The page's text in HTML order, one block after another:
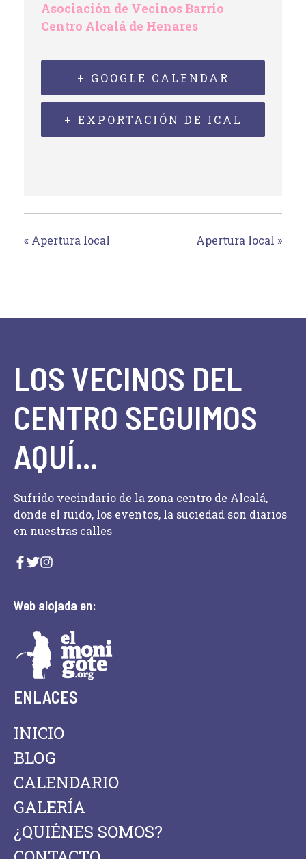
Asociación de Vecinos Barrio
Centro Alcalá de Henares
+ GOOGLE CALENDAR
+ EXPORTACIÓN DE ICAL
« Apertura local Apertura local »
LOS VECINOS DEL
CENTRO SEGUIMOS
AQUÍ...
Sufrido vecindario de la zona centro de Alcalá,
donde el ruido, los eventos, la suciedad son diarios
en nuestras calles
Web alojada en:
ENLACES
INICIO
BLOG
CALENDARIO
GALERÍA
¿QUIÉNES SOMOS?